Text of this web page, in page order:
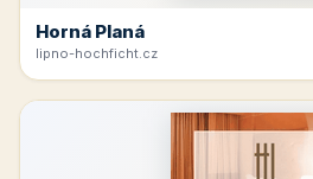
Horná Planá
lipno-hochficht.cz